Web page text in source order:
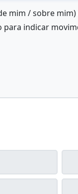
mim / sobre
indicar